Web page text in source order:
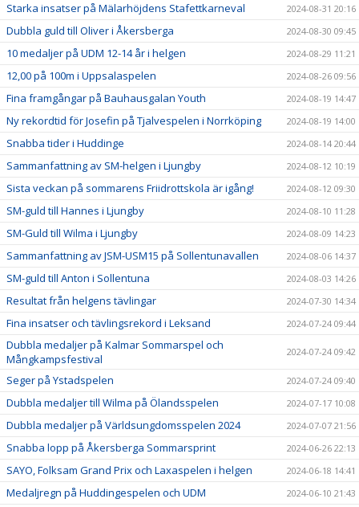
Starka insatser på Mälarhöjdens Stafettkarneval 2024-08-31 20:16
Dubbla guld till Oliver i Åkersberga 2024-08-30 09:45
10 medaljer på UDM 12-14 år i helgen 2024-08-29 11:21
12,00 på 100m i Uppsalaspelen 2024-08-26 09:56
Fina framgångar på Bauhausgalan Youth 2024-08-19 14:47
Ny rekordtid för Josefin på Tjalvespelen i Norrköping 2024-08-19 14:00
Snabba tider i Huddinge 2024-08-14 20:44
Sammanfattning av SM-helgen i Ljungby 2024-08-12 10:19
Sista veckan på sommarens Friidrottskola är igång! 2024-08-12 09:30
SM-guld till Hannes i Ljungby 2024-08-10 11:28
SM-Guld till Wilma i Ljungby 2024-08-09 14:23
Sammanfattning av JSM-USM15 på Sollentunavallen 2024-08-06 14:37
SM-guld till Anton i Sollentuna 2024-08-03 14:26
Resultat från helgens tävlingar 2024-07-30 14:34
Fina insatser och tävlingsrekord i Leksand 2024-07-24 09:44
Dubbla medaljer på Kalmar Sommarspel och
Mångkampsfestival
2024-07-24 09:42
Seger på Ystadspelen 2024-07-24 09:40
Dubbla medaljer till Wilma på Ölandsspelen 2024-07-17 10:08
Dubbla medaljer på Världsungdomsspelen 2024 2024-07-07 21:56
Snabba lopp på Åkersberga Sommarsprint 2024-06-26 22:13
SAYO, Folksam Grand Prix och Laxaspelen i helgen 2024-06-18 14:41
Medaljregn på Huddingespelen och UDM 2024-06-10 21:43